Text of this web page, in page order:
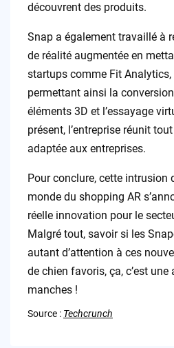
découvrent des produits.
Snap a également travaillé à
de réalité augmentée en
startups comme Fit Analytics,
permettant ainsi la conversion
éléments 3D et l’essayage
présent, l’entreprise réunit
adaptée aux entreprises.
Pour conclure, cette intrusion
monde du shopping AR
réelle innovation pour le
Malgré tout, savoir si les
autant d’attention à ces
de chien favoris, ça, c’est une
manches !
Source : Techcrunch